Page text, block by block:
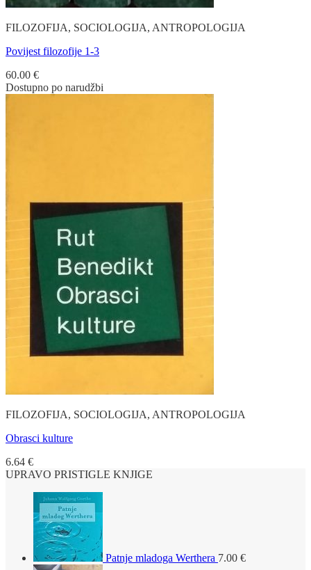
FILOZOFIJA, SOCIOLOGIJA, ANTROPOLOGIJA
Povijest filozofije 1-3
60.00 €
Dostupno po narudžbi
FILOZOFIJA, SOCIOLOGIJA, ANTROPOLOGIJA
Obrasci kulture
6.64 €
UPRAVO PRISTIGLE KNJIGE
Patnje mladoga Werthera 7.00 €